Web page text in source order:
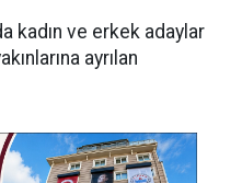
kadın ve erkek adaylar
ayrılan